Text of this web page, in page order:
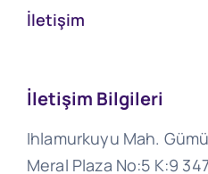
İletişim
İletişim Bilgileri
Ihlamurkuyu Mah.
Meral Plaza No:5 K:9